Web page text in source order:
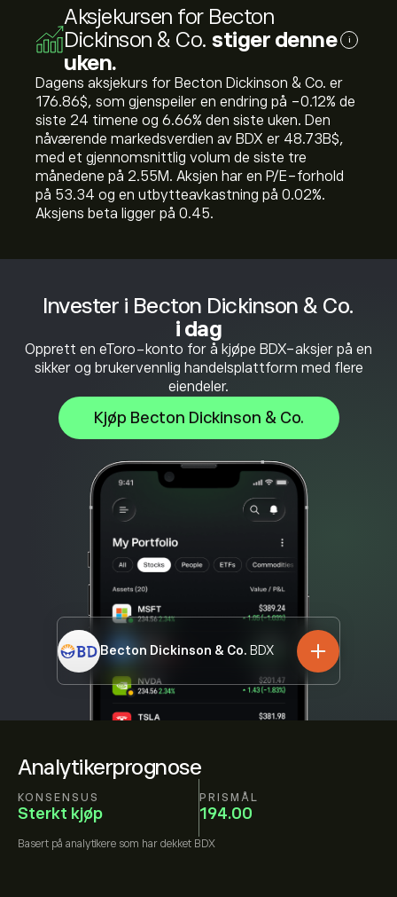
Analytikerprognose
KONSENSUS
Sterkt kjøp
PRISMÅL
194.00
Basert på analytikere som har dekket BDX
Invester i Becton Dickinson & Co.
i dag
Opprett en eToro-konto for å kjøpe BDX-aksjer på en
sikker og brukervennlig handelsplattform med flere
eiendeler.
Kjøp Becton Dickinson & Co.
Becton Dickinson & Co. BDX
Aksjekursen for Becton
Dickinson & Co. stiger denne
uken.
i
Dagens aksjekurs for Becton Dickinson & Co. er
176.86‎$‎, som gjenspeiler en endring på ‎-0.12‎% de
siste 24 timene og ‎6.66‎% den siste uken. Den
nåværende markedsverdien av BDX er 48.73B‎$‎,
med et gjennomsnittlig volum de siste tre
månedene på 2.55M. Aksjen har en P/E-forhold
på 53.34 og en utbytteavkastning på 0.02%.
Aksjens beta ligger på 0.45.